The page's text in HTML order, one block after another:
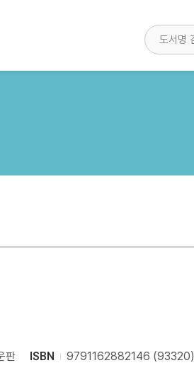
판 ISBN
9791162882146 (93320)